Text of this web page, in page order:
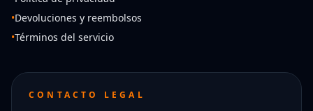
•Devoluciones y reembolsos
•Términos del servicio
CONTACTO LEGAL